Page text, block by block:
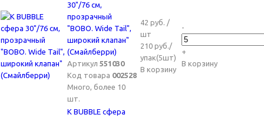
30"/76 см,
прозрачный
"BOBO. Wide Tail",
широкий клапан"
(Смайлберри)
Артикул 551030
Код товара 002528
Много, более 10
шт.
42 руб. /
шт
210 руб./
упак(5шт)
В корзину
-
+
В корзину
K BUBBLE сфера